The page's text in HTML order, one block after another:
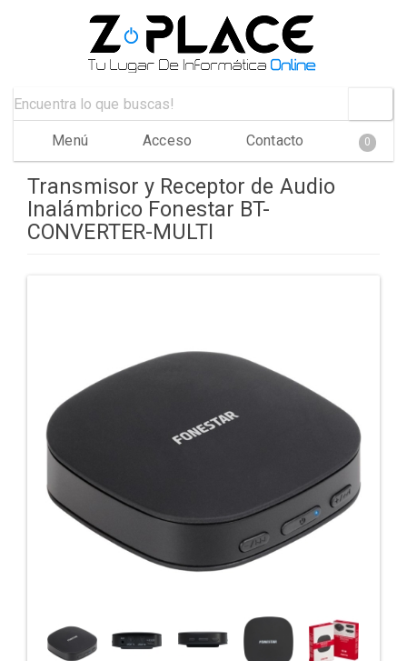
Menú Acceso Contacto 0
Transmisor y Receptor de Audio
Inalámbrico Fonestar BT-
CONVERTER-MULTI